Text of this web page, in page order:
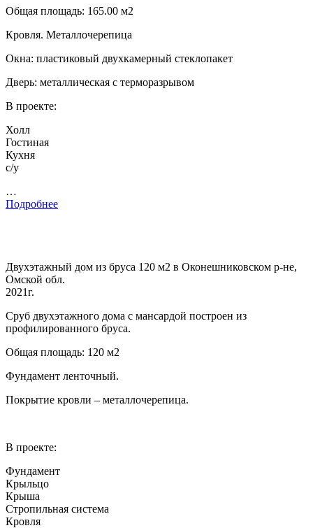
Общая площадь: 165.00 м2
Кровля. Металлочерепица
Окна: пластиковый двухкамерный стеклопакет
Дверь: металлическая с терморазрывом
В проекте:
Холл
Гостиная
Кухня
с/у
…
Подробнее
Двухэтажный дом из бруса 120 м2 в Оконешниковском р-не,
Омской обл.
2021г.
Сруб двухэтажного дома с мансардой построен из
профилированного бруса.
Общая площадь: 120 м2
Фундамент ленточный.
Покрытие кровли – металлочерепица.
В проекте:
Фундамент
Крыльцо
Крыша
Стропильная система
Кровля